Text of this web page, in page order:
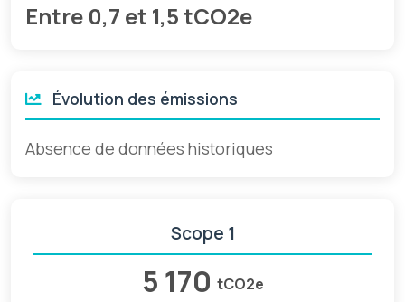
Entre 0,7 et 1,5 tCO2e
Évolution des émissions
Absence de données historiques
Scope 1
5 170 tCO2e